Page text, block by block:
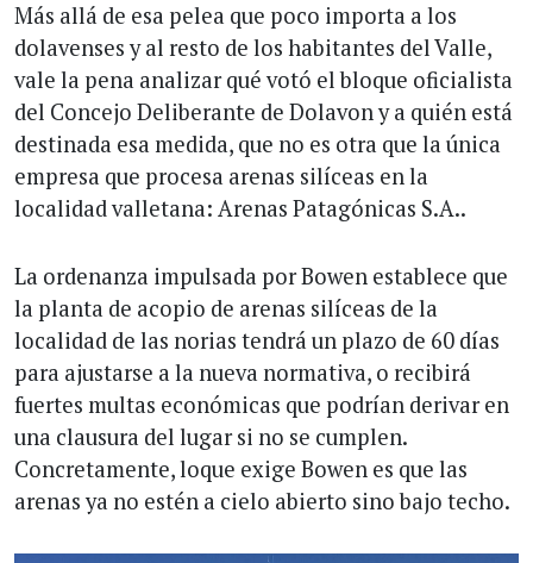
Más allá de esa pelea que poco importa a los
dolavenses y al resto de los habitantes del Valle,
vale la pena analizar qué votó el bloque oficialista
del Concejo Deliberante de Dolavon y a quién está
destinada esa medida, que no es otra que la única
empresa que procesa arenas silíceas en la
localidad valletana: Arenas Patagónicas S.A..
La ordenanza impulsada por Bowen establece que
la planta de acopio de arenas silíceas de la
localidad de las norias tendrá un plazo de 60 días
para ajustarse a la nueva normativa, o recibirá
fuertes multas económicas que podrían derivar en
una clausura del lugar si no se cumplen.
Concretamente, loque exige Bowen es que las
arenas ya no estén a cielo abierto sino bajo techo.